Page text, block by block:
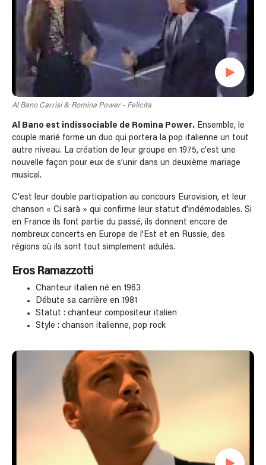
Al Bano Carrisi & Romina Power - Felicita
Al Bano est indissociable de Romina Power. Ensemble, le
couple marié forme un duo qui portera la pop italienne un tout
autre niveau. La création de leur groupe en 1975, c’est une
nouvelle façon pour eux de s’unir dans un deuxième mariage
musical.
C’est leur double participation au concours Eurovision, et leur
chanson « Ci sarà » qui confirme leur statut d’indémodables. Si
en France ils font partie du passé, ils donnent encore de
nombreux concerts en Europe de l'Est et en Russie, des
régions où ils sont tout simplement adulés.
Eros Ramazzotti
Chanteur italien né en 1963
Débute sa carrière en 1981
Statut : chanteur compositeur italien
Style : chanson italienne, pop rock